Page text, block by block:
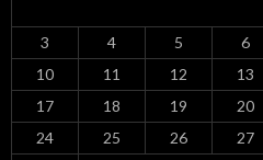
3
4 5 6
10
11 12 13
17
18 19 20
24
25 26 27